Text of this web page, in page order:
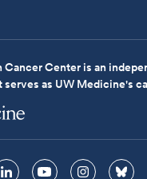
Cancer Center is an
serves as UW Medicine's